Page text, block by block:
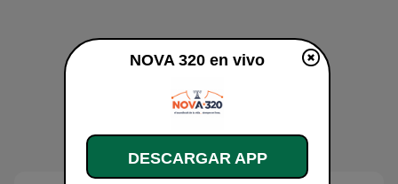
NOVA 320 en vivo
DESCARGAR APP